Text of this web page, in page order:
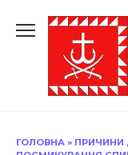
до
ГОЛОВНА » ПРИЧИНИ